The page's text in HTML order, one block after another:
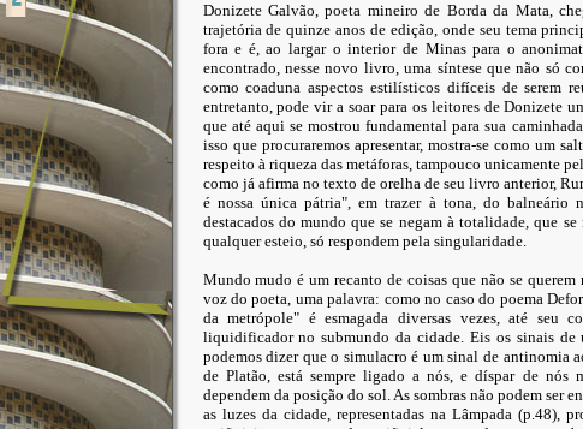
Donizete Galvão, poeta mineiro de Borda da Mata,
trajetória de quinze anos de edição, onde seu tema
fora e é, ao largar o interior de Minas para o
encontrado, nesse novo livro, uma síntese que não só
como coaduna aspectos estilísticos difíceis de serem
entretanto, pode vir a soar para os leitores de Donizete
que até aqui se mostrou fundamental para sua
isso que procuraremos apresentar, mostra-se como um
respeito à riqueza das metáforas, tampouco unicamente
como já afirma no texto de orelha de seu livro anterior,
é nossa única pátria", em trazer à tona, do balneário
destacados do mundo que se negam à totalidade, que
qualquer esteio, só respondem pela singularidade.
Mundo mudo é um recanto de coisas que não se
voz do poeta, uma palavra: como no caso do poema
da metrópole" é esmagada diversas vezes, até seu
liquidificador no submundo da cidade. Eis os sinais
podemos dizer que o simulacro é um sinal de antinomia
de Platão, está sempre ligado a nós, e díspar de nós
dependem da posição do sol. As sombras não podem ser
as luzes da cidade, representadas na Lâmpada (p.48),